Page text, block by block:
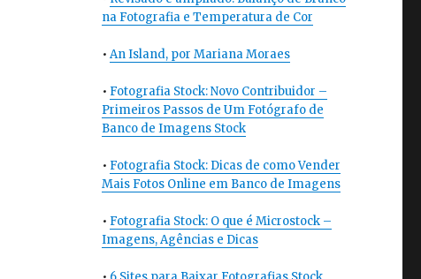
na Fotografia e Temperatura de Cor
• An Island, por Mariana Moraes
• Fotografia Stock: Novo Contribuidor –
Primeiros Passos de Um Fotógrafo de
Banco de Imagens Stock
• Fotografia Stock: Dicas de como Vender
Mais Fotos Online em Banco de Imagens
• Fotografia Stock: O que é Microstock –
Imagens, Agências e Dicas